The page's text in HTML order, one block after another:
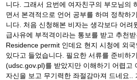
니다. 그래서 요번에 여자친구의 부모님의
면서 본격적으로 언어 공부를 하며 정착하
니다. 처음 신청해본 비자는 생각보다 어려
급사유에 부적격이라는 통보를 받고 추천
Residence permit 인데요 현지 시청에 외
있다고 들었습니다. 필요한 서류를 준비하
(udsc.gov.pl)를 받았지만 이해하기 어렵고
자신을 보고 무기력한 좌절감마져 드네요..